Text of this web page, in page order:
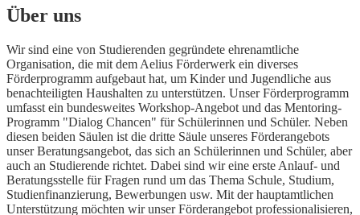
Über uns
Wir sind eine von Studierenden gegründete ehrenamtliche
Organisation, die mit dem Aelius Förderwerk ein diverses
Förderprogramm aufgebaut hat, um Kinder und Jugendliche aus
benachteiligten Haushalten zu unterstützen. Unser Förderprogramm
umfasst ein bundesweites Workshop-Angebot und das Mentoring-
Programm "Dialog Chancen" für Schülerinnen und Schüler. Neben
diesen beiden Säulen ist die dritte Säule unseres Förderangebots
unser Beratungsangebot, das sich an Schülerinnen und Schüler, aber
auch an Studierende richtet. Dabei sind wir eine erste Anlauf- und
Beratungsstelle für Fragen rund um das Thema Schule, Studium,
Studienfinanzierung, Bewerbungen usw. Mit der hauptamtlichen
Unterstützung möchten wir unser Förderangebot professionalisieren,